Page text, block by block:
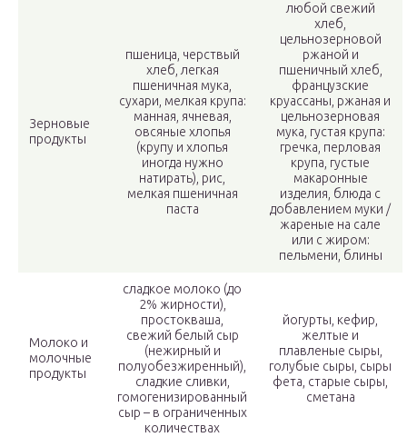
Зерновые
продукты
пшеница, черствый
хлеб, легкая
пшеничная мука,
сухари, мелкая крупа:
манная, ячневая,
овсяные хлопья
(крупу и хлопья
иногда нужно
натирать), рис,
мелкая пшеничная
паста
любой свежий
хлеб,
цельнозерновой
ржаной и
пшеничный хлеб,
французские
круассаны, ржаная и
цельнозерновая
мука, густая крупа:
гречка, перловая
крупа, густые
макаронные
изделия, блюда с
добавлением муки /
жареные на сале
или с жиром:
пельмени, блины
Молоко и
молочные
продукты
сладкое молоко (до
2% жирности),
простокваша,
свежий белый сыр
(нежирный и
полуобезжиренный),
сладкие сливки,
гомогенизированный
сыр – в ограниченных
количествах
йогурты, кефир,
желтые и
плавленые сыры,
голубые сыры, сыры
фета, старые сыры,
сметана